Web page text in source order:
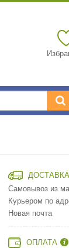
ДОСТАВКА
Самовывоз из
Курьером по
Новая почта
ОПЛАТА